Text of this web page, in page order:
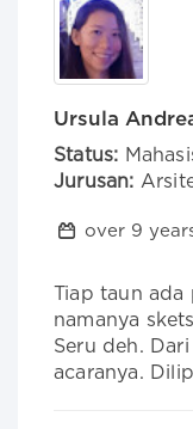
Ursula
Status:
Jurusan:
over 9
Tiap taun ada
namanya
Seru deh.
acaranya.